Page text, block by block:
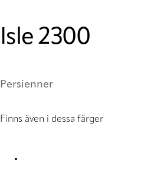
Isle 2300
Persienner
Finns även i dessa färger